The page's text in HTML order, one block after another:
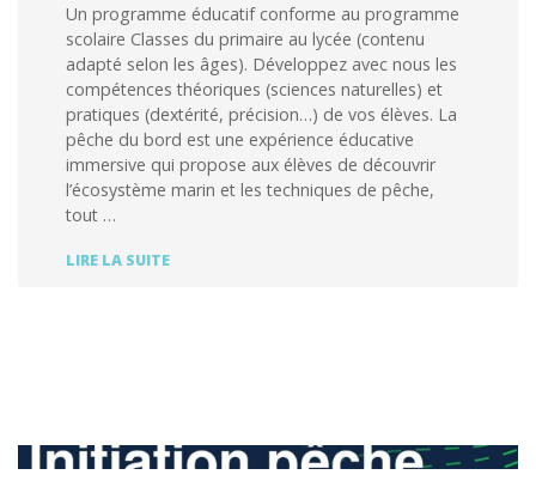
Un programme éducatif conforme au programme
scolaire Classes du primaire au lycée (contenu
adapté selon les âges). Développez avec nous les
compétences théoriques (sciences naturelles) et
pratiques (dextérité, précision…) de vos élèves. La
pêche du bord est une expérience éducative
immersive qui propose aux élèves de découvrir
l’écosystème marin et les techniques de pêche,
tout …
LIRE LA SUITEOFFRE